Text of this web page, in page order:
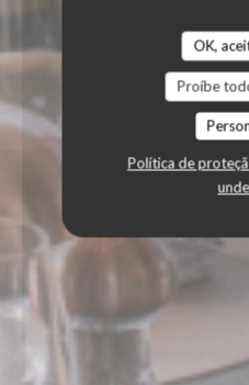
OK,
Proíbe
Política de